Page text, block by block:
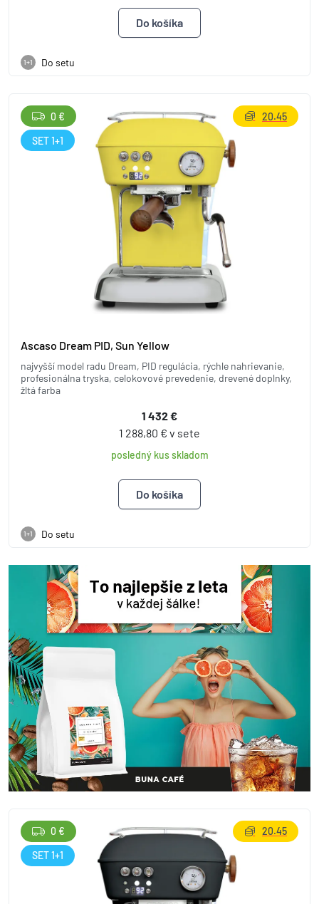
1+1 Do setu
Ascaso Dream PID, Sun Yellow
najvyšší model radu Dream, PID regulácia, rýchle nahrievanie,
profesionálna tryska, celokovové prevedenie, drevené doplnky,
žltá farba
1 432 €
1 288,80 € v sete
posledný kus skladom
1+1 Do setu
0 €
SET 1+1
20.45
0 €
SET 1+1
20.45